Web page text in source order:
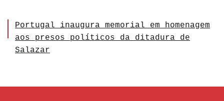
Portugal inaugura memorial em homenagem
aos presos políticos da ditadura de
Salazar